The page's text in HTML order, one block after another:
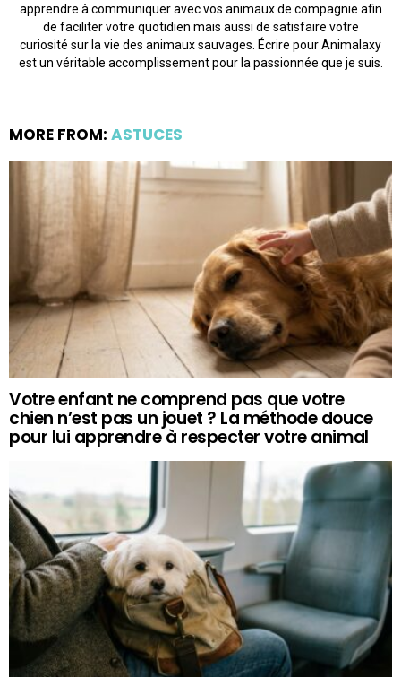
apprendre à communiquer avec vos animaux de compagnie afin
de faciliter votre quotidien mais aussi de satisfaire votre
curiosité sur la vie des animaux sauvages. Écrire pour Animalaxy
est un véritable accomplissement pour la passionnée que je suis.
MORE FROM: ASTUCES
Votre enfant ne comprend pas que votre
chien n’est pas un jouet ? La méthode douce
pour lui apprendre à respecter votre animal